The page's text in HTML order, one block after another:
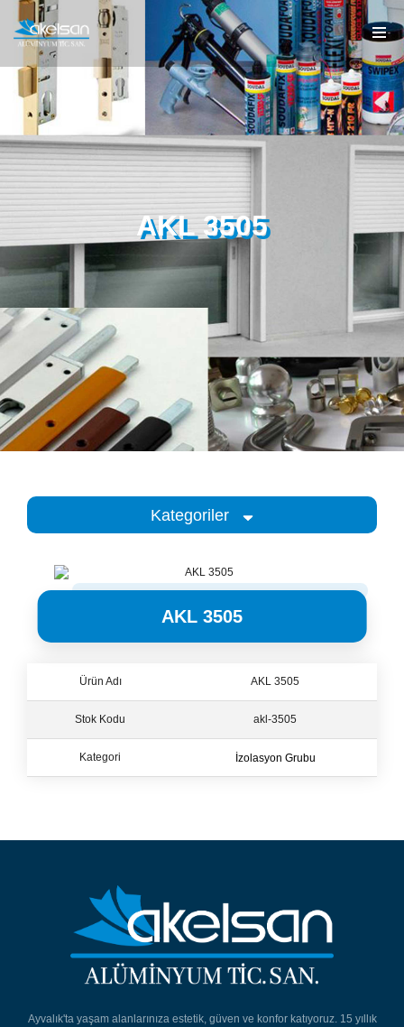
AKL 3505
Kategoriler
Kategoriler
AKL 3505
Ürün Adı AKL 3505
Stok Kodu akl-3505
Kategori İzolasyon Grubu
İzolasyon Grubu
Ayvalık'ta yaşam alanlarınıza estetik, güven ve konfor katıyoruz. 15 yıllık